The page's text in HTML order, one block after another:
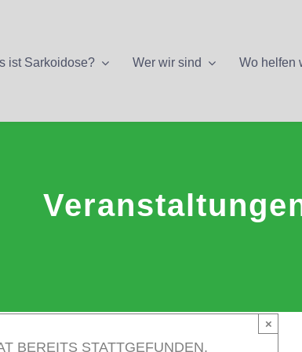
ist Sarkoidose? Wer wir sind Wo helfen
BEREITS STATTGEFUNDEN.
×